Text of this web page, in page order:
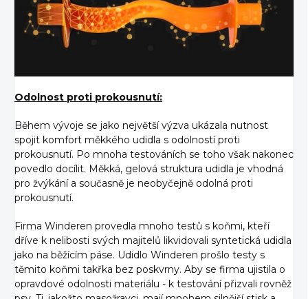
Odolnost proti prokousnutí:
Během vývoje se jako největší výzva ukázala nutnost
spojit komfort měkkého udidla s odolností proti
prokousnutí. Po mnoha testováních se toho však nakonec
povedlo docílit. Měkká, gelová struktura udidla je vhodná
pro žvýkání a současně je neobyčejně odolná proti
prokousnutí.
Firma Winderen provedla mnoho testů s koňmi, kteří
dříve k nelibosti svých majitelů likvidovali syntetická udidla
jako na běžícím páse. Udidlo Winderen prošlo testy s
těmito koňmi takřka bez poskvrny. Aby se firma ujistila o
opravdové odolnosti materiálu - k testování přizvali rovněž